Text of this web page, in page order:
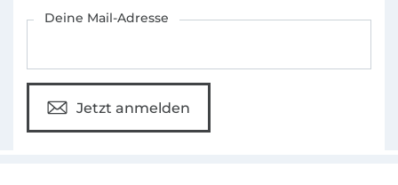
Deine Mail-Adresse
Jetzt anmelden